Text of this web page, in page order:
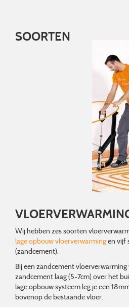
SOORTEN
Wij hebben zes soorten
lage opbouw vloerverwarmingen vijf
(zandcement).
Bij een zandcement
zandcement laag (5-7cm) over het
lage opbouw systeem leg je een
bovenop de bestaande vloer.